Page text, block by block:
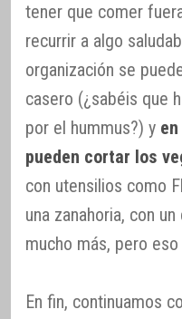
tener que comer
recurrir a algo
organización se
casero (¿sabéis que
por el hummus?) y
pueden cortar los
con utensilios como
una zanahoria, con
mucho más, pero
En fin, continuamos